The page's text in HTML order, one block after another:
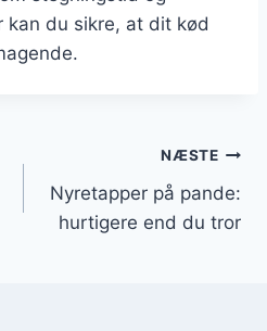
du sikre, at dit kød
NÆSTE
Nyretapper på pande:
hurtigere end du tror